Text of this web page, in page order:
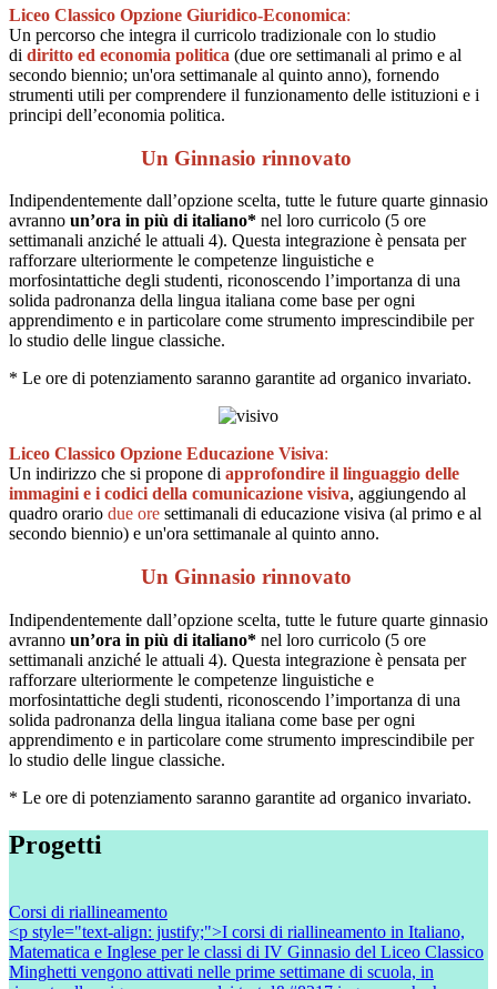
Liceo Classico Opzione Giuridico-Economica:
Un percorso che integra il curricolo tradizionale con lo studio
di diritto ed economia politica (due ore settimanali al primo e al
secondo biennio; un'ora settimanale al quinto anno), fornendo
strumenti utili per comprendere il funzionamento delle istituzioni e i
principi dell’economia politica.
Un Ginnasio rinnovato
Indipendentemente dall’opzione scelta, tutte le future quarte ginnasio
avranno un’ora in più di italiano* nel loro curricolo (5 ore
settimanali anziché le attuali 4). Questa integrazione è pensata per
rafforzare ulteriormente le competenze linguistiche e
morfosintattiche degli studenti, riconoscendo l’importanza di una
solida padronanza della lingua italiana come base per ogni
apprendimento e in particolare come strumento imprescindibile per
lo studio delle lingue classiche.
* Le ore di potenziamento saranno garantite ad organico invariato.
Liceo Classico Opzione Educazione Visiva:
Un indirizzo che si propone di approfondire il linguaggio delle
immagini e i codici della comunicazione visiva, aggiungendo al
quadro orario due ore settimanali di educazione visiva (al primo e al
secondo biennio) e un'ora settimanale al quinto anno.
Un Ginnasio rinnovato
Indipendentemente dall’opzione scelta, tutte le future quarte ginnasio
avranno un’ora in più di italiano* nel loro curricolo (5 ore
settimanali anziché le attuali 4). Questa integrazione è pensata per
rafforzare ulteriormente le competenze linguistiche e
morfosintattiche degli studenti, riconoscendo l’importanza di una
solida padronanza della lingua italiana come base per ogni
apprendimento e in particolare come strumento imprescindibile per
lo studio delle lingue classiche.
* Le ore di potenziamento saranno garantite ad organico invariato.
Progetti
Corsi di riallineamento
<p style="text-align: justify;">I corsi di riallineamento in Italiano,
Matematica e Inglese per le classi di IV Ginnasio del Liceo Classico
Minghetti vengono attivati nelle prime settimane di scuola, in